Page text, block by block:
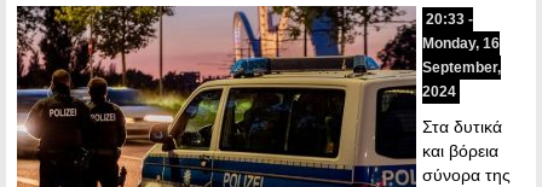
20:33 -
Monday, 16
September,
2024
Στα δυτικά
και βόρεια
σύνορα της